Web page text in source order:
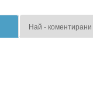
Най - коментирани